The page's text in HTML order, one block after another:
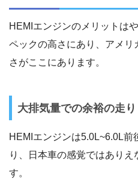
HEMIエンジンのメリットは
ペックの高さにあり、アメリ
さがここにあります。
大排気量での余裕の走り
HEMIエンジンは5.0L~6.0L前
り、日本車の感覚ではありえ
す。